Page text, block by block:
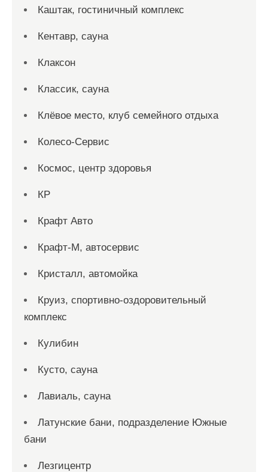
Каштак, гостиничный комплекс
Кентавр, сауна
Клаксон
Классик, сауна
Клёвое место, клуб семейного отдыха
Колесо-Сервис
Космос, центр здоровья
КР
Крафт Авто
Крафт-М, автосервис
Кристалл, автомойка
Круиз, спортивно-оздоровительный
комплекс
Кулибин
Кусто, сауна
Лавиаль, сауна
Латунские бани, подразделение Южные
бани
Лезгицентр